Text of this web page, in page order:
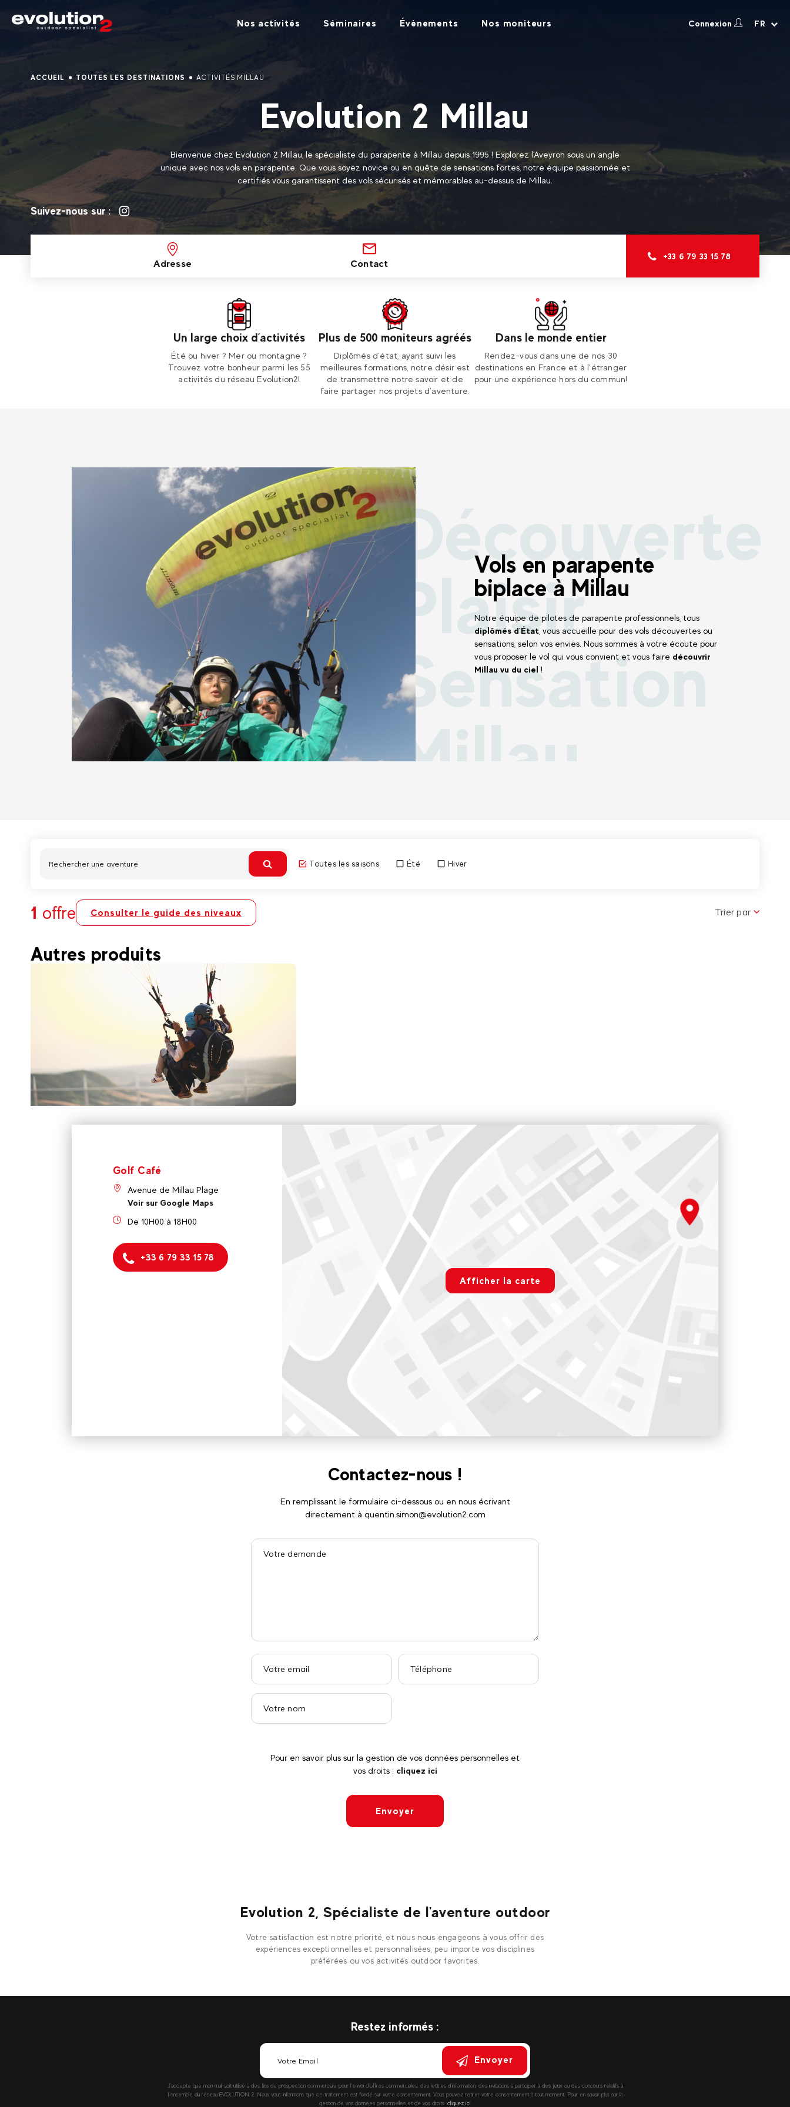
Nos activités Séminaires Évènements Nos moniteurs Connexion FR
ACCUEIL TOUTES LES DESTINATIONS ACTIVITÉS MILLAU
Evolution 2 Millau
Bienvenue chez Evolution 2 Millau, le spécialiste du parapente à Millau depuis 1995 ! Explorez l'Aveyron sous un angle
unique avec nos vols en parapente. Que vous soyez novice ou en quête de sensations fortes, notre équipe passionnée et
certifiés vous garantissent des vols sécurisés et mémorables au-dessus de Millau.
Suivez-nous sur :
Adresse Contact
+33 6 79 33 15 78
Un large choix d’activités
Été ou hiver ? Mer ou montagne ?
Trouvez votre bonheur parmi les 55
activités du réseau Evolution2!
Plus de 500 moniteurs agréés
Diplômés d’état, ayant suivi les
meilleures formations, notre désir est
de transmettre notre savoir et de
faire partager nos projets d’aventure.
Dans le monde entier
Rendez-vous dans une de nos 30
destinations en France et à l’étranger
pour une expérience hors du commun!
Découverte
Plaisir
Sensation
Millau
Vols en parapente
biplace à Millau
Notre équipe de pilotes de parapente professionnels, tous
diplômés d'État , vous accueille pour des vols découvertes ou
sensations, selon vos envies. Nous sommes à votre écoute pour
vous proposer le vol qui vous convient et vous faire découvrir
Millau vu du ciel !
Toutes les saisons Été Hiver
1 offre Consulter le guide des niveaux Trier par
Autres produits
70€
Golf Café
Avenue de Millau Plage
Voir sur Google Maps
De 10H00 à 18H00
+33 6 79 33 15 78
Paramétrer
Afficher la carte
Contactez-nous !
En remplissant le formulaire ci-dessous ou en nous écrivant
directement à quentin.simon@evolution2.com
Pour en savoir plus sur la gestion de vos données personnelles et
vos droits : cliquez ici
Envoyer
Evolution 2, Spécialiste de l'aventure outdoor
Votre satisfaction est notre priorité, et nous nous engageons à vous offrir des
expériences exceptionnelles et personnalisées, peu importe vos disciplines
préférées ou vos activités outdoor favorites.
Restez informés :
Envoyer
J’accepte que mon mail soit utilisé à des fins de prospection commerciale pour l’envoi d’offres commerciales, des lettres d’information, des invitations à participer à des jeux ou des concours relatifs à
l’ensemble du réseau EVOLUTION 2. Nous vous informons que ce traitement est fondé sur votre consentement. Vous pouvez retirer votre consentement à tout moment. Pour en savoir plus sur la
gestion de vos données personnelles et de vos droits :cliquez ici